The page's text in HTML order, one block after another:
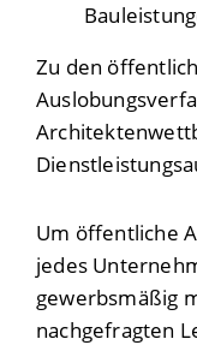
Zu den
Um öffentliche
jedes
gewerbsmäßig
nachgefragten